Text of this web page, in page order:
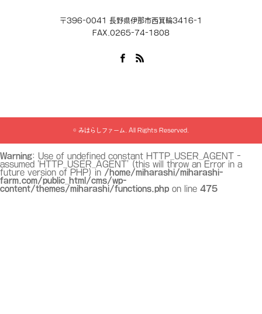
〒396-0041 長野県伊那市西箕輪3416-1
FAX.0265-74-1808
© みはらしファーム . All Rights Reserved.
Warning: Use of undefined constant HTTP_USER_AGENT -
assumed 'HTTP_USER_AGENT' (this will throw an Error in a
future version of PHP) in /home/miharashi/miharashi-
farm.com/public_html/cms/wp-
content/themes/miharashi/functions.php on line 475